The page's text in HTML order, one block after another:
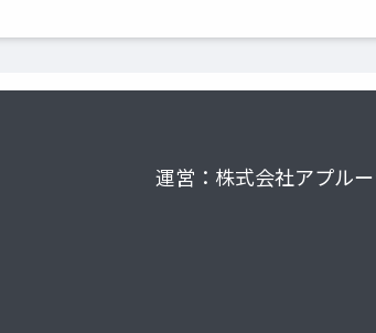
運営：株式会社アプル